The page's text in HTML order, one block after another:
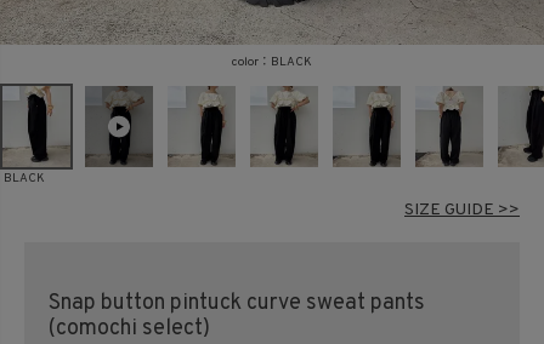
価格（税込）
〜
在庫なし商品
BLACK
BLACK
SIZE GUIDE >>
Snap button pintuck curve sweat pants
(comochi select)